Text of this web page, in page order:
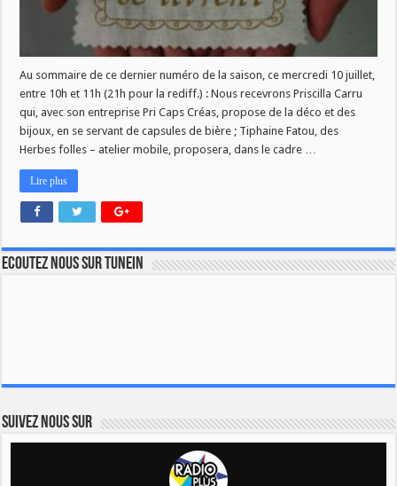
Au sommaire de ce dernier numéro de la saison, ce mercredi 10 juillet,
entre 10h et 11h (21h pour la rediff.) : Nous recevrons Priscilla Carru
qui, avec son entreprise Pri Caps Créas, propose de la déco et des
bijoux, en se servant de capsules de bière ; Tiphaine Fatou, des
Herbes folles – atelier mobile, proposera, dans le cadre …
Lire plus
Ecoutez nous sur TuneIn
Suivez nous sur